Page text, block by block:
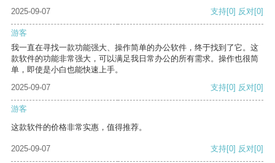
2025-09-07 支持[0] 反对[0]
游客
我一直在寻找一款功能强大、操作简单的办公软件，终于找到了它。这
款软件的功能非常强大，可以满足我日常办公的所有需求。操作也很简
单，即使是小白也能快速上手。
2025-09-07
支持[0] 反对[0]
游客
这款软件的价格非常实惠，值得推荐。
2025-09-07 支持[0] 反对[0]